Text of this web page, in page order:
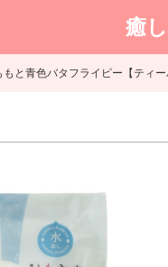
癒
と青色バタフライピー【ティー